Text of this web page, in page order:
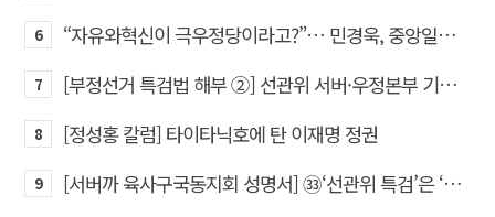
6 “자유와혁신이 극우정당이라고?”… 민경욱, 중앙일보 직격
7 [부정선거 특검법 해부 ②] 선관위 서버·우정본부 기록까지…‘증거를 끌어오는 칼’
8 [정성홍 칼럼] 타이타닉호에 탄 이재명 정권
9 [서버까 육사구국동지회 성명서] ㉝‘선관위 특검’은 ‘부정선거 특검’으로 명명하고 박주현 변호사를 ‘특검’으로 임명하라!